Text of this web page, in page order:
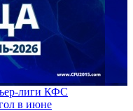
лиги КФС
в июне